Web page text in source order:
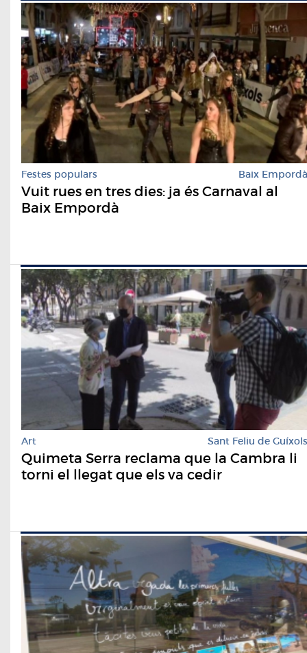
Festes populars Baix Empordà
Vuit rues en tres dies: ja és Carnaval al
Baix Empordà
Art Sant Feliu de Guíxols
Quimeta Serra reclama que la Cambra li
torni el llegat que els va cedir